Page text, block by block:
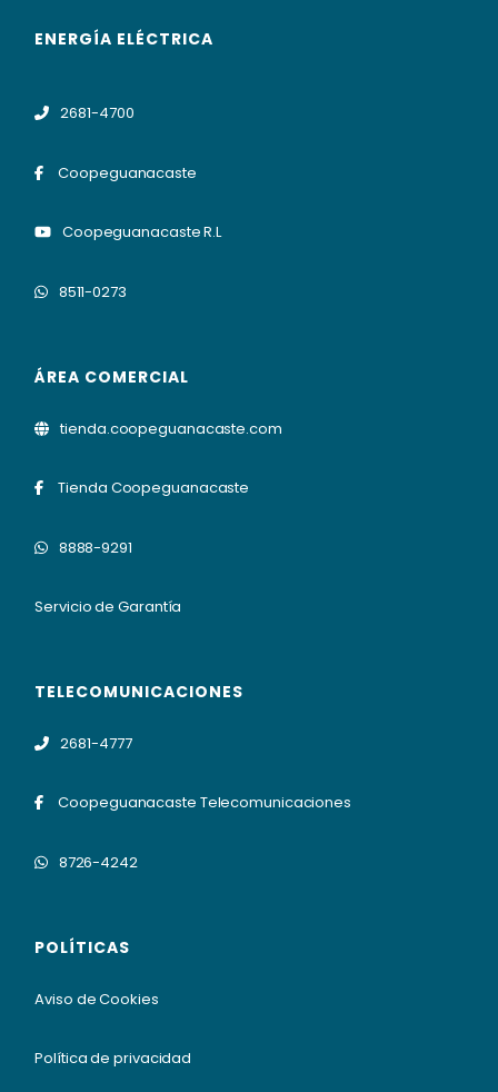
ENERGÍA ELÉCTRICA
2681-4700
Coopeguanacaste
Coopeguanacaste R.L
8511-0273
ÁREA COMERCIAL
tienda.coopeguanacaste.com
Tienda Coopeguanacaste
8888-9291
Servicio de Garantía
TELECOMUNICACIONES
2681-4777
Coopeguanacaste Telecomunicaciones
8726-4242
POLÍTICAS
Aviso de Cookies
Política de privacidad